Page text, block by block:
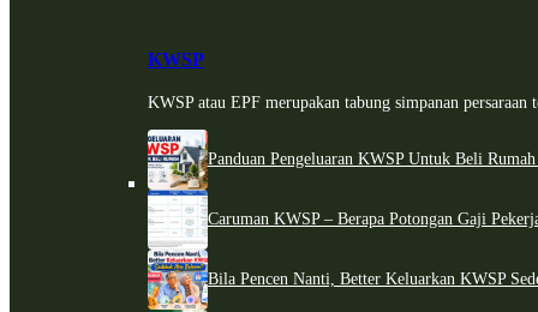
KWSP
KWSP atau EPF merupakan tabung simpanan persaraan
Panduan Pengeluaran KWSP Untuk Beli
Caruman KWSP – Berapa Potongan Gaji
Bila Pencen Nanti, Better Keluarkan KWSP